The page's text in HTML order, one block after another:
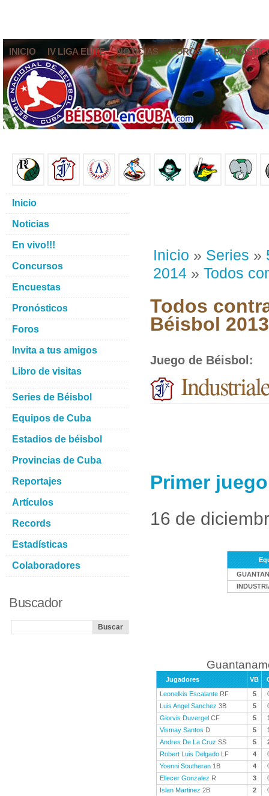
INICIO IV LIGA ELITE NOTICIAS FOROS
Inicio » Series »
2014 » Todos
Todos
Béisbol
Juego de Béisbol :
Primer
16 de
Jugadores VB
Leonelkis Escalante RF 5
Luis Angel Sanchez 3B 5
Giorvis Duvergel CF 5
Vismay Santos D 5
Andres De La Cruz SS 5
Robert Luis Delgado LF 4
Yoenni Southeran 1B 4
Eliecer Gonzalez R 3
Islan Martinez 2B 2
Inicio
Noticias
En vivo!!!
Concursos
Encuestas
Pronósticos
Foros
Invita a tus amigos
Libro de visitas
Series de Béisbol
Equipos de Cuba
Estadios de béisbol
Provincias de Cuba
Reportajes
Artículos
Records
Estadísticas
Colaboradores
Buscador